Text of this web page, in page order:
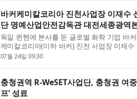
바커케미칼코리아 진천사업장 이재수
단 명예산업안전감독관 대전세종광역
독일 뮌헨에 본사를 둔 글로벌 화학 기업 바
케미칼코리아(이하 바커) 진천 사업장 이재
한국산업안전보건공단에서 주관한 지역보
07월 24일 09:30
충청권역 R-WeSET사업단, 충청권 여
프’ 성료